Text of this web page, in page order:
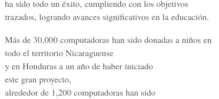
ha sido todo un éxito, cumpliendo con los objetivos
trazados, logrando avances significativos en la educación.
Más de 30,000 computadoras han sido donadas a niños en
todo el territorio Nicaraguense
y en Honduras a un año de haber iniciado
este gran proyecto,
alrededor de 1,200 computadoras han sido